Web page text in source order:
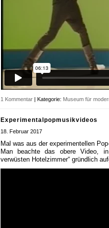
1 Kommentar | Kategorie: Museum für
Experimentalpopmusikvideos
18. Februar 2017
Mal was aus der experimentellen
Man beachte das obere Video,
verwüsten Hotelzimmer“ gründlich